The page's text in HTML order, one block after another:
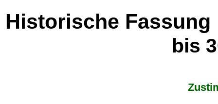
Historische Fassung
bis